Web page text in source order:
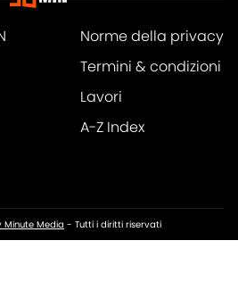
Norme della privacy
Termini & condizioni
Lavori
A-Z Index
Minute Media - Tutti i diritti riservati